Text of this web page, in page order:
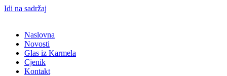
Idi na sadržaj
Naslovna
Novosti
Glas iz Karmela
Cjenik
Kontakt